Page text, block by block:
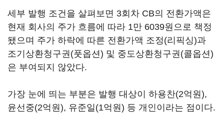
세부 발행 조건을 살펴보면 3회차 CB의 전환가액은
현재 회사의 주가 흐름에 따라 1만 6039원으로 책정
됐으며 주가 하락에 따른 전환가액 조정(리픽싱)과
조기상환청구권(풋옵션) 및 중도상환청구권(콜옵션)
은 부여되지 않았다.
가장 눈에 띄는 부분은 발행 대상이 하용찬(2억원),
윤선중(2억원), 유준일(1억원) 등 개인이라는 점이다.